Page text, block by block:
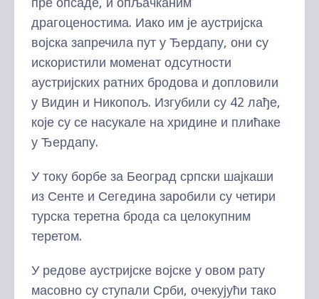
драгоценостима. Иако им је аустријска
војска запречила пут у Ђердапу, они су
искористили моменат одсутности
аустријских ратних бродова и допловили
у Видин и Никопољ. Изгубили су 42 лађе,
које су се насукале на хридине и плићаке
у Ђердапу.
У току борбе за Београд српски шајкаши
из Сенте и Сегедина заробили су четири
турска теретна брода са целокупним
теретом.
У редове аустријске војске у овом рату
масовно су ступали Срби, очекујући тако